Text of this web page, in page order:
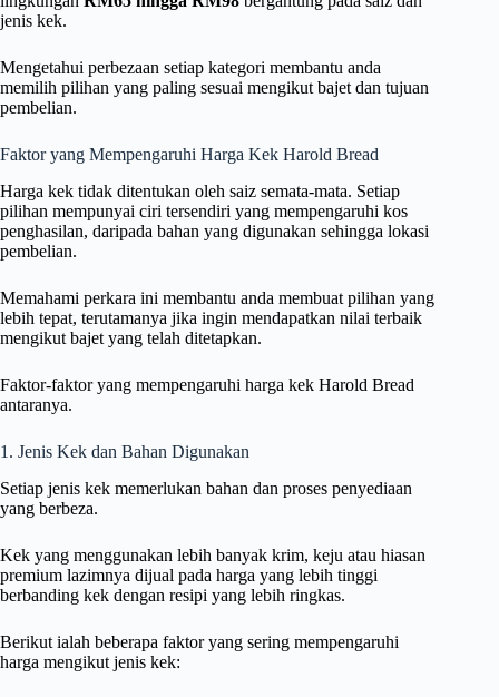
jenis kek.
Mengetahui perbezaan setiap kategori membantu anda
memilih pilihan yang paling sesuai mengikut bajet dan tujuan
pembelian.
Faktor yang Mempengaruhi Harga Kek Harold Bread
Harga kek tidak ditentukan oleh saiz semata-mata. Setiap
pilihan mempunyai ciri tersendiri yang mempengaruhi kos
penghasilan, daripada bahan yang digunakan sehingga lokasi
pembelian.
Memahami perkara ini membantu anda membuat pilihan yang
lebih tepat, terutamanya jika ingin mendapatkan nilai terbaik
mengikut bajet yang telah ditetapkan.
Faktor-faktor yang mempengaruhi harga kek Harold Bread
antaranya.
1. Jenis Kek dan Bahan Digunakan
Setiap jenis kek memerlukan bahan dan proses penyediaan
yang berbeza.
Kek yang menggunakan lebih banyak krim, keju atau hiasan
premium lazimnya dijual pada harga yang lebih tinggi
berbanding kek dengan resipi yang lebih ringkas.
Berikut ialah beberapa faktor yang sering mempengaruhi
harga mengikut jenis kek: